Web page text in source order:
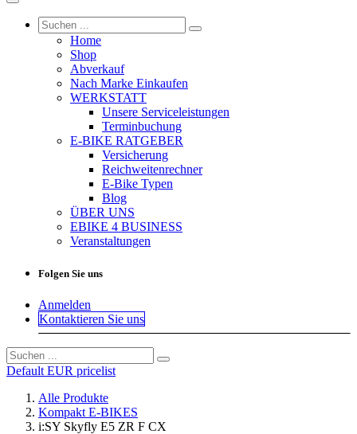
Home
Shop
Abverkauf
Nach Marke Einkaufen
WERKSTATT
Unsere Serviceleistungen
Terminbuchung
E-BIKE RATGEBER
Versicherung
Reichweitenrechner
E-Bike Typen
Blog
ÜBER UNS
EBIKE 4 BUSINESS
Veranstaltungen
Folgen Sie uns
Anmelden
Kontaktieren Sie uns
Default EUR pricelist
Alle Produkte
Kompakt E-BIKES
i:SY Skyfly E5 ZR F CX